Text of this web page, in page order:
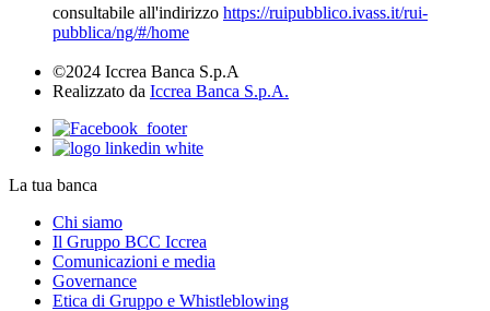
consultabile all'indirizzo https://ruipubblico.ivass.it/rui-
pubblica/ng/#/home
©2024 Iccrea Banca S.p.A
Realizzato da Iccrea Banca S.p.A.
La tua banca
Chi siamo
Il Gruppo BCC Iccrea
Comunicazioni e media
Governance
Etica di Gruppo e Whistleblowing